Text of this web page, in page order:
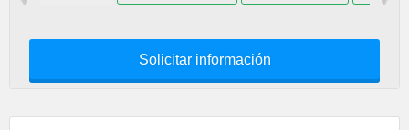
Solicitar información